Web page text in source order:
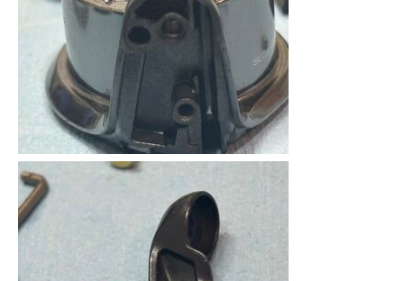
リールオーバーホール「マスタープログラ
ム」
2023.03.21
（第22回）コラム